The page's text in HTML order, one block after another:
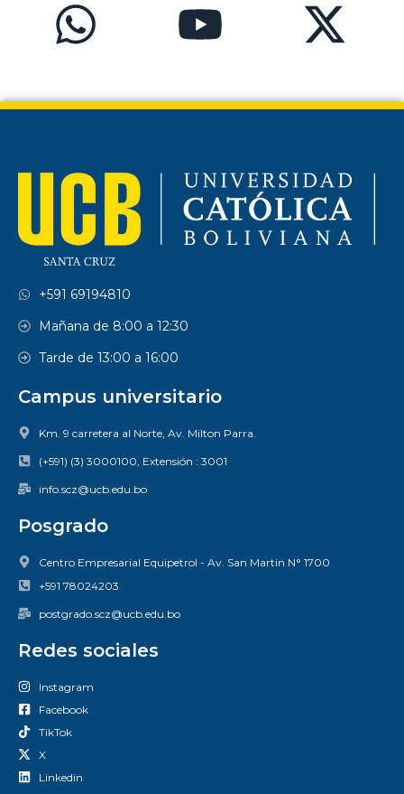
Técnico Superior y Licenciatura en Educación
Ciencias Empresariales
Ingeniería Comercial.
Ingeniería Financiera.
Ciencias de la Salud
+591 69194810
Mañana de 8:00 a 12:30
Tarde de 13:00 a 16:00
Campus universitario
Km. 9 carretera al Norte, Av. Milton Parra.
(+591) (3) 3000100, Extensión : 3001
info.scz@ucb.edu.bo
Posgrado
Centro Empresarial Equipetrol - Av. San Martin N° 1700
+591 78024203
postgrado.scz@ucb.edu.bo
Redes sociales
Instagram
Facebook
TikTok
X
Linkedin